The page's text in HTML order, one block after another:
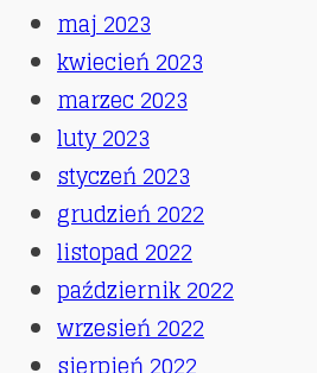
maj 2023
kwiecień 2023
marzec 2023
luty 2023
styczeń 2023
grudzień 2022
listopad 2022
październik 2022
wrzesień 2022